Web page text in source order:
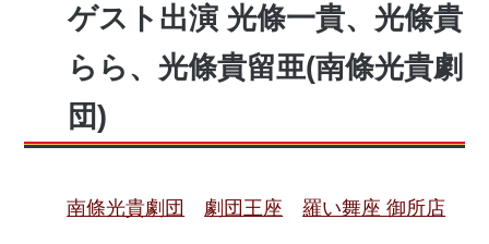
ゲスト出演 光條一貴、光條貴
らら、光條貴留亜(南條光貴劇
団)
南條光貴劇団 劇団王座 羅い舞座 御所店